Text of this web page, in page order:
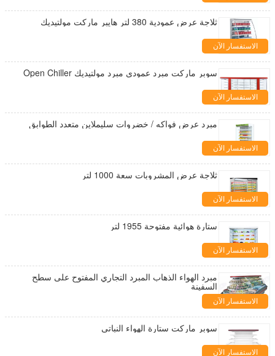
ثلاجة عرض عمودية 380 لتر هايبر ماركت مولتيديك
الاستفسار الآن
سوبر ماركت مبرد عمودي مبرد مولتيديك Open Chiller
الاستفسار الآن
مبرد عرض فواكه / خضروات سليملاين متعدد الطوابق
الاستفسار الآن
ثلاجة عرض المشروبات سعة 1000 لتر
الاستفسار الآن
ستارة هوائية مفتوحة 1955 لتر
الاستفسار الآن
مبرد الهواء الذهاب المبرد التجاري المفتوح على سطح
السفينة
الاستفسار الآن
سوبر ماركت ستارة الهواء النباتي
الاستفسار الآن